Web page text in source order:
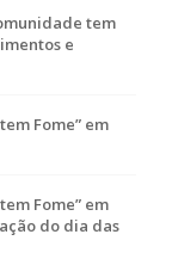
tem
e
Fome” em
Fome” em
do dia das